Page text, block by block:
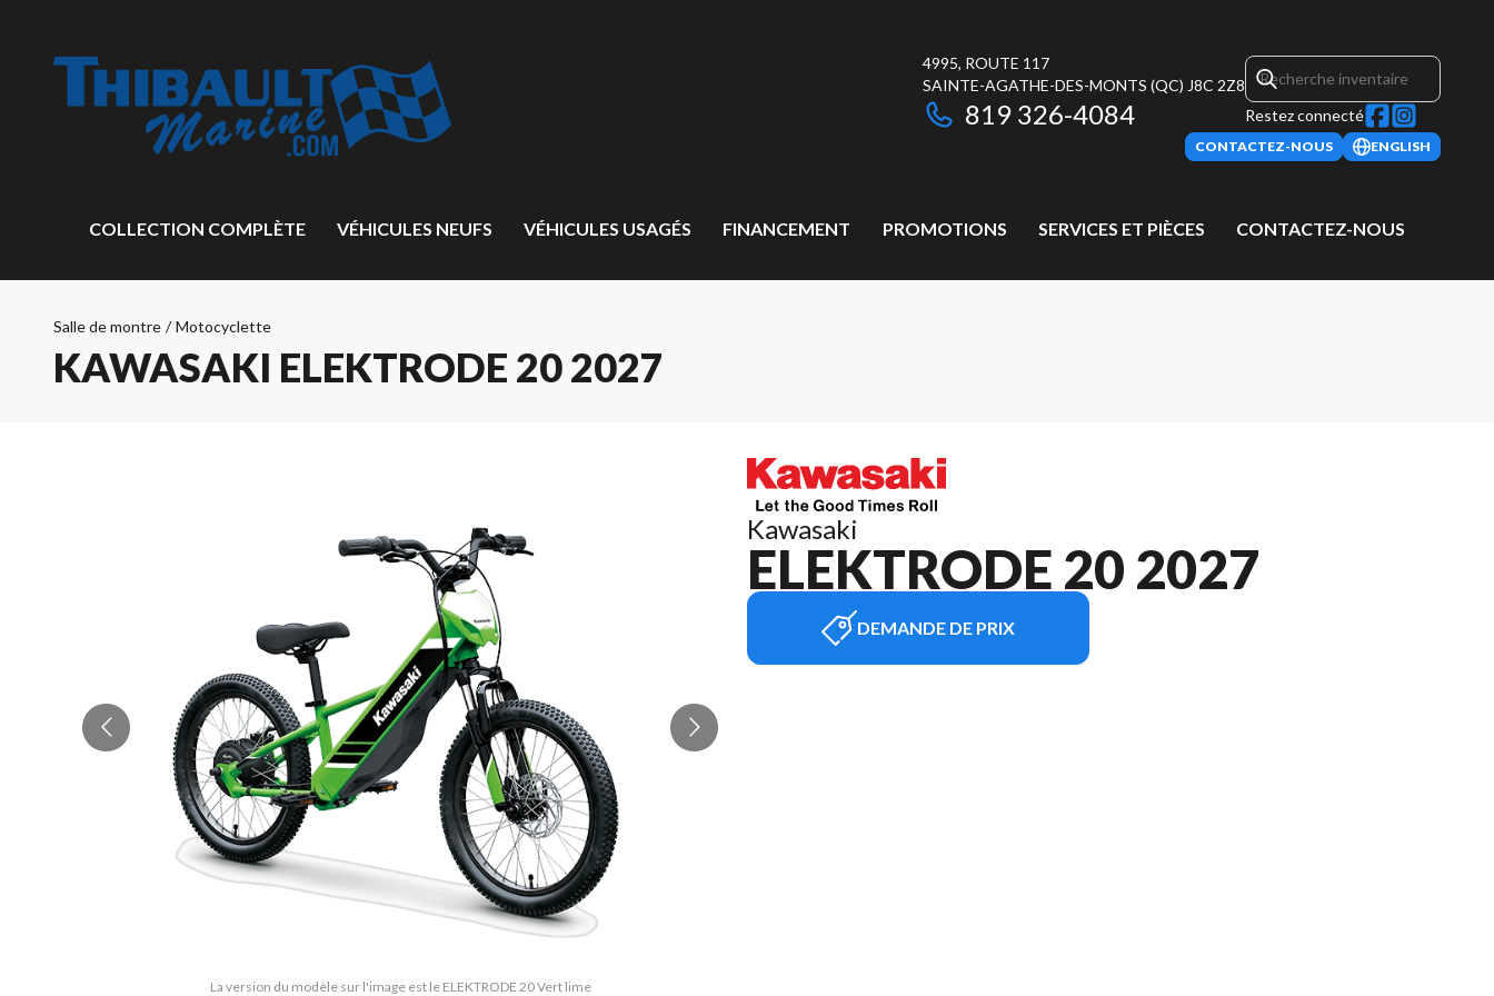
4995, ROUTE 117
SAINTE-AGATHE-DES-MONTS (QC) J8C 2Z8
819 326-4084 Restez connecté
CONTACTEZ-NOUS ENGLISH
COLLECTION COMPLÈTE VÉHICULES NEUFS VÉHICULES USAGÉS FINANCEMENT PROMOTIONS SERVICES ET PIÈCES CONTACTEZ-NOUS
Salle de montre / Motocyclette
KAWASAKI ELEKTRODE 20 2027
La version du modèle sur l'image est le ELEKTRODE 20 Vert lime
Kawasaki
ELEKTRODE 20 2027
DEMANDE DE PRIX